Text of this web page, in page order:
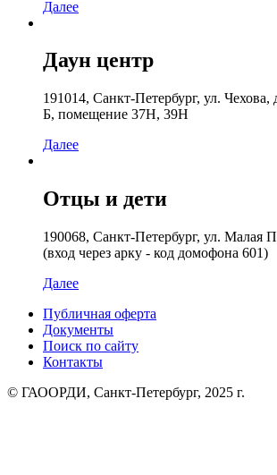
Далее
Даун центр
191014, Санкт-Петербург, ул. Чехова,
Б, помещение 37Н, 39Н
Далее
Отцы и дети
190068, Санкт-Петербург, ул. Малая
(вход через арку - код домофона 601)
Далее
Публичная оферта
Документы
Поиск по сайту
Контакты
© ГАООРДИ, Санкт-Петербург, 2025 г.